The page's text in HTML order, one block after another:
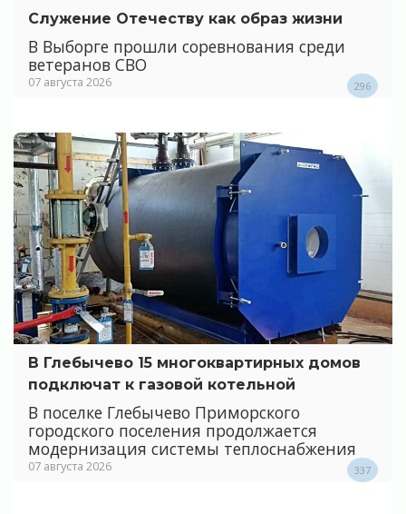
Служение Отечеству как образ жизни
В Выборге прошли соревнования среди
ветеранов СВО
07 августа 2026 296
В Глебычево 15 многоквартирных домов
подключат к газовой котельной
В поселке Глебычево Приморского
городского поселения продолжается
модернизация системы теплоснабжения
07 августа 2026 337